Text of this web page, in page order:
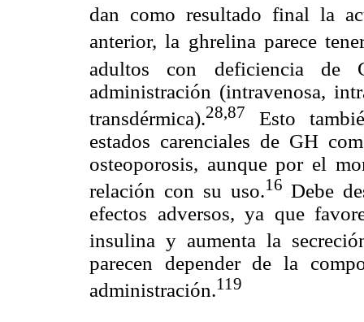
dan como resultado final la
anterior, la ghrelina parece
adultos con deficiencia de
administración (intravenosa,
transdérmica).28,87
Esto
estados carenciales de GH
osteoporosis, aunque por el
relación con su uso.16 Debe
efectos adversos, ya que
insulina y aumenta la
parecen depender de la
administración.119